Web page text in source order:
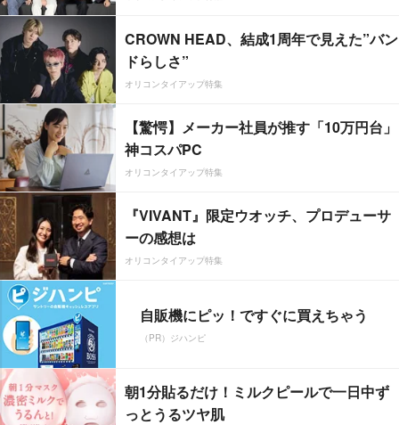
CROWN HEAD、結成1周年で見えた”バン
ドらしさ”
オリコンタイアップ特集
【驚愕】メーカー社員が推す「10万円台」
神コスパPC
オリコンタイアップ特集
『VIVANT』限定ウオッチ、プロデューサ
ーの感想は
オリコンタイアップ特集
自販機にピッ！ですぐに買えちゃう
（PR）ジハンピ
朝1分貼るだけ！ミルクピールで一日中ず
っとうるツヤ肌